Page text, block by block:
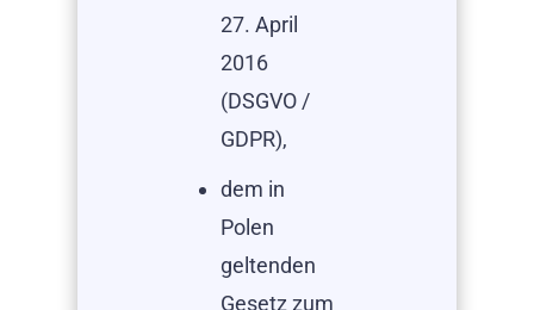
27. April
2016
(DSGVO /
GDPR),
dem in
Polen
geltenden
Gesetz zum